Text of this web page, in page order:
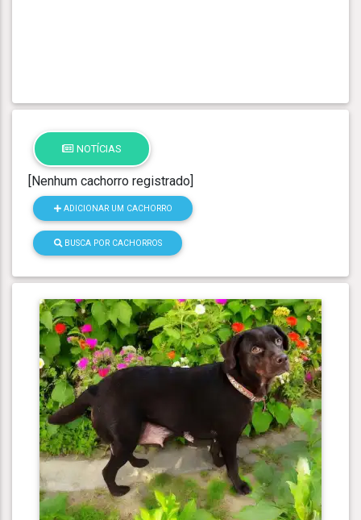
NOTÍCIAS
[Nenhum cachorro registrado]
ADICIONAR UM CACHORRO
BUSCA POR CACHORROS